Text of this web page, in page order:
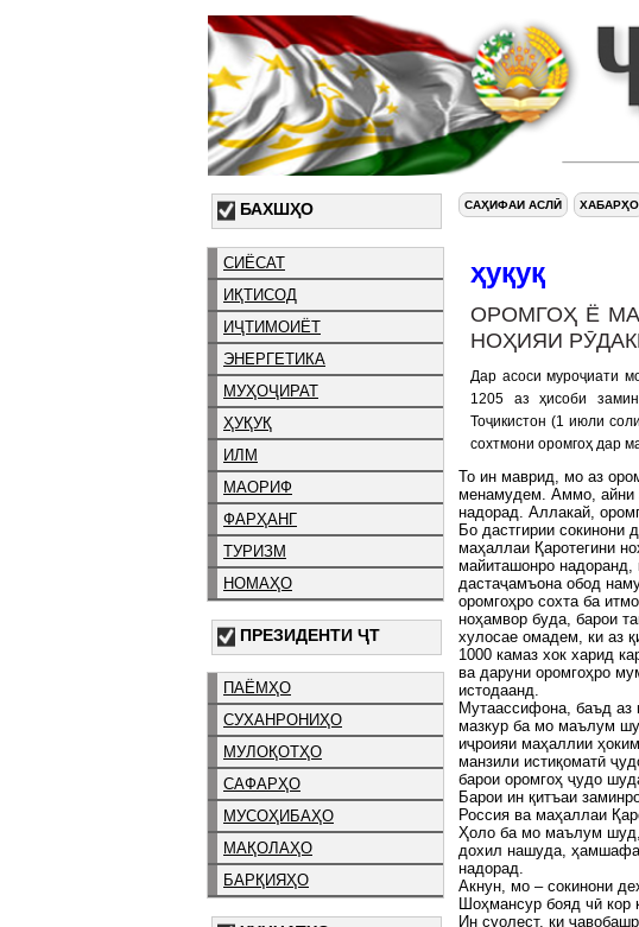
БАХШҲО
СИЁСАТ
ИҚТИСОД
ИҶТИМОИЁТ
ЭНЕРГЕТИКА
МУҲОҶИРАТ
ҲУҚУҚ
ИЛМ
МАОРИФ
ФАРҲАНГ
ТУРИЗМ
НОМАҲО
ПРЕЗИДЕНТИ ҶТ
ПАЁМҲО
СУХАНРОНИҲО
МУЛОҚОТҲО
САФАРҲО
МУСОҲИБАҲО
МАҚОЛАҲО
БАРҚИЯҲО
САҲИФАИ АСЛӢ ХАБАРҲО
ҳуқуқ
ОРОМГОҲ Ё
НОҲИЯИ
Дар асоси муроҷиати
1205 аз ҳисоби
Тоҷикистон (1 июли
сохтмони оромгоҳ дар
То ин маврид, мо аз
менамудем. Аммо, айни
надорад. Аллакай,
Бо дастгирии сокинони
маҳаллаи Қаротегини
майиташонро надоранд,
дастаҷамъона обод
оромгоҳро сохта ба
ноҳамвор буда, барои
хулосае омадем, ки аз
1000 камаз хок харид
ва даруни оромгоҳро
истодаанд.
Мутаассифона, баъд аз
мазкур ба мо маълум
иҷроияи маҳаллии
манзили истиқоматӣ
барои оромгоҳ ҷудо
Барои ин қитъаи
Россия ва маҳаллаи
Ҳоло ба мо маълум шуд,
дохил нашуда,
надорад.
Акнун, мо – сокинони
Шоҳмансур бояд чӣ кор
Ин суолест, ки